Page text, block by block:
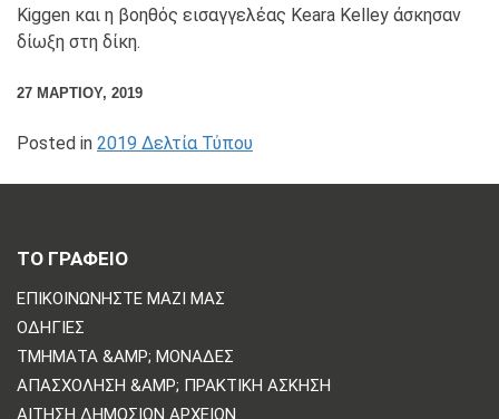
Kiggen και η βοηθός εισαγγελέας Keara Kelley άσκησαν
δίωξη στη δίκη.
27 ΜΑΡΤΊΟΥ, 2019
Posted in 2019 Δελτία Τύπου
ΤΟ ΓΡΑΦΕΙΟ
ΕΠΙΚΟΙΝΩΝΗΣΤΕ ΜΑΖΙ ΜΑΣ
ΟΔΗΓΊΕΣ
ΤΜΉΜΑΤΑ &AMP; ΜΟΝΆΔΕΣ
ΑΠΑΣΧΌΛΗΣΗ &AMP; ΠΡΑΚΤΙΚΉ ΆΣΚΗΣΗ
ΑΊΤΗΣΗ ΔΗΜΌΣΙΩΝ ΑΡΧΕΊΩΝ